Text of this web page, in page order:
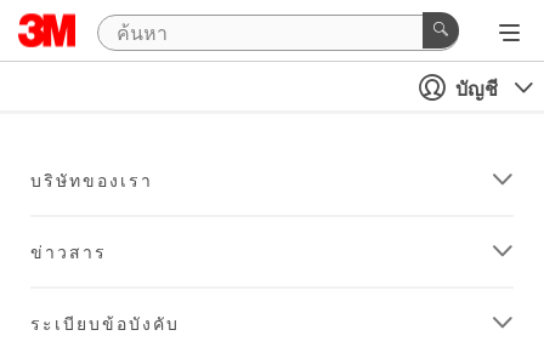
บัญชี
บริษัทของเรา
ข่าวสาร
ระเบียบข้อบังคับ